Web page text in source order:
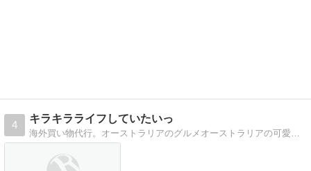
4
キラキラライフしていたいっ
海外買い物代行。オーストラリアのグルメオーストラリアの可愛いおしゃれ雑貨を紹介します。ローカルグルメ情報もご紹介